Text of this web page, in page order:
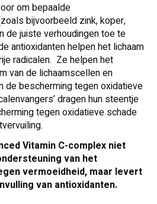
om bepaalde
bijvoorbeeld zink, koper,
de juiste verhoudingen toe te
antioxidanten helpen het lichaam
radicalen. Ze helpen het
van de lichaamscellen en
de bescherming tegen oxidatieve
dragen hun steentje
tegen oxidatieve schade
Vitamin C-complex niet
van het
vermoeidheid, maar levert
van antioxidanten.